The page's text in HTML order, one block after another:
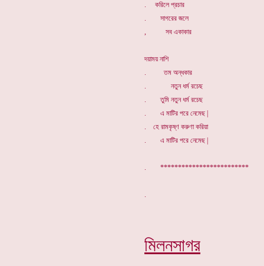
. করিলে প্রচার
. সাগরের জলে
, সব একাকার
দয়াময় নাশি
. তম অন্ধকার
. নতুন ধর্ম রচেছ
. তুমি নতুন ধর্ম রচেছ
. এ মাটির পরে নেমেছ |
. হে রামকৃষ্ণ করুণা করিয়া
. এ মাটির পরে নেমেছ |
. *************************
মিলনসাগর